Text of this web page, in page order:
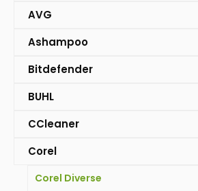
AVG
Ashampoo
Bitdefender
BUHL
CCleaner
Corel
Corel Diverse